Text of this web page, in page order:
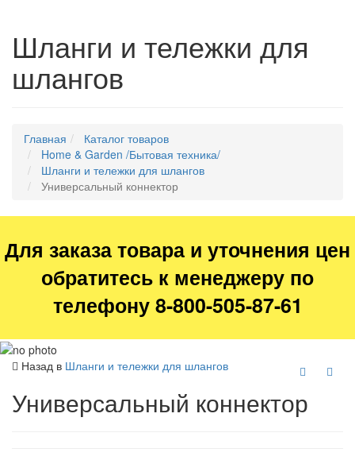
Шланги и тележки для
шлангов
Главная
Каталог товаров
Home & Garden /Бытовая техника/
Шланги и тележки для шлангов
Универсальный коннектор
Для заказа товара и уточнения цен
обратитесь к менеджеру по
телефону 8-800-505-87-61
Назад в Шланги и тележки для шлангов
Универсальный коннектор